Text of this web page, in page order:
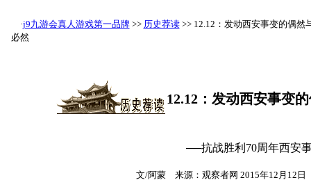
·j9九游会真人游戏第一品牌>> 历史荐读>> 12.12：发动西安事变的偶然
必然
12.12：发动西安事变
──抗战胜利70周年西安
文/阿蒙 来源：观察者网 2015年12月12